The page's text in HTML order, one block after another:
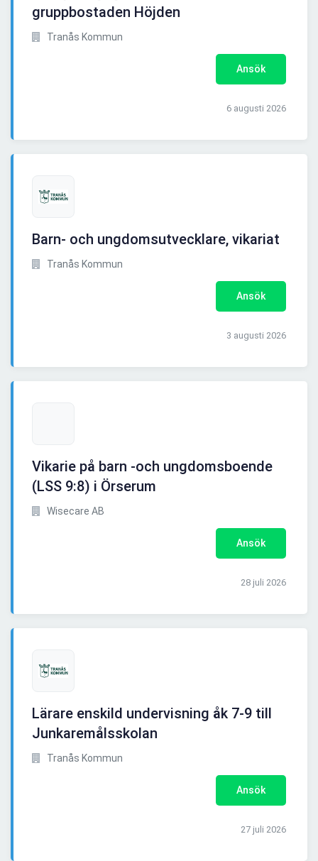
gruppbostaden Höjden
Tranås Kommun
Ansök
6 augusti 2026
Barn- och ungdomsutvecklare, vikariat
Tranås Kommun
Ansök
3 augusti 2026
Vikarie på barn -och ungdomsboende
(LSS 9:8) i Örserum
Wisecare AB
Ansök
28 juli 2026
Lärare enskild undervisning åk 7-9 till
Junkaremålsskolan
Tranås Kommun
Ansök
27 juli 2026